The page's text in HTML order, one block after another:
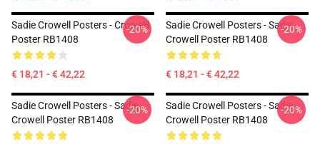
Sadie Crowell Posters - Crowelll
Poster RB1408
€ 18,21 - € 42,22
-20%
Sadie Crowell Posters - Sadie
Crowell Poster RB1408
€ 18,21 - € 42,22
-20%
Sadie Crowell Posters - Sadie
Crowell Poster RB1408
-20%
Sadie Crowell Posters - Sadie
Crowell Poster RB1408
-20%